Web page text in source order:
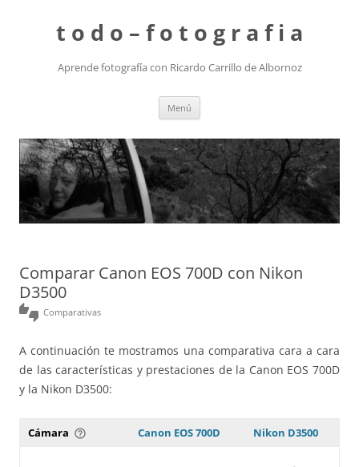
t o d o – f o t o g r a f i a
Aprende fotografía con Ricardo Carrillo de Albornoz
Menú
Comparar Canon EOS 700D con Nikon
D3500
thumbs_up_down Comparativas
A continuación te mostramos una comparativa cara a cara
de las características y prestaciones de la Canon EOS 700D
y la Nikon D3500:
Cámara help_outline Canon EOS 700D Nikon D3500